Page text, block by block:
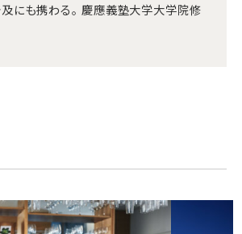
にも携わる。 慶應義塾大学大学院修